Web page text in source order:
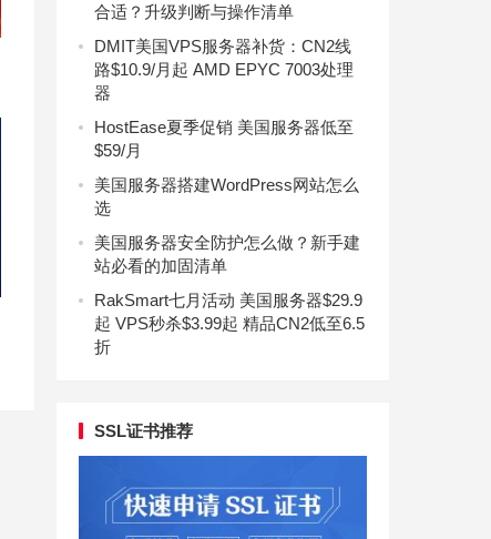
合适？升级判断与操作清单
DMIT美国VPS服务器补货：CN2线
路$10.9/月起 AMD EPYC 7003处理
器
HostEase夏季促销 美国服务器低至
$59/月
美国服务器搭建WordPress网站怎么
选
美国服务器安全防护怎么做？新手建
站必看的加固清单
RakSmart七月活动 美国服务器$29.9
起 VPS秒杀$3.99起 精品CN2低至6.5
折
SSL证书推荐